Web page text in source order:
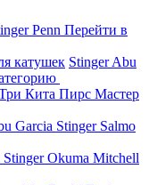
Penn Перейти в
катушек StingerAbu
Кита Пирс Мастер
Garcia Stinger Salmo
StingerOkuma Mitchell